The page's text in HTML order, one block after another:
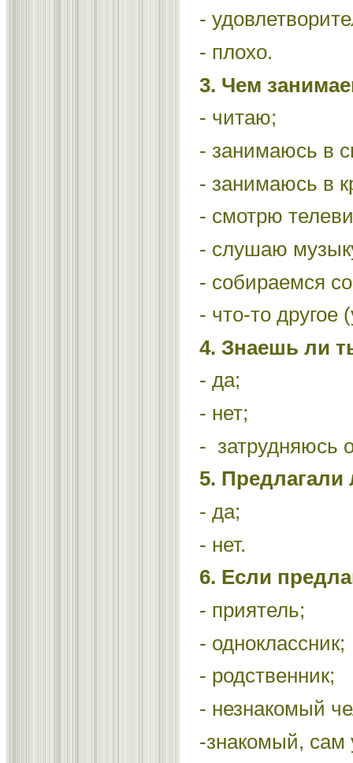
-
- плохо.
3. Чем
- читаю;
- занимаюсь в
- занимаюсь в
- смотрю
- слушаю
- собираемся
- что-то другое
4. Знаешь ли
- да;
- нет;
- затрудняюсь
5. Предлагали
- да;
- нет.
6. Если
- приятель;
- одноклассник;
- родственник;
- незнакомый
-знакомый, сам